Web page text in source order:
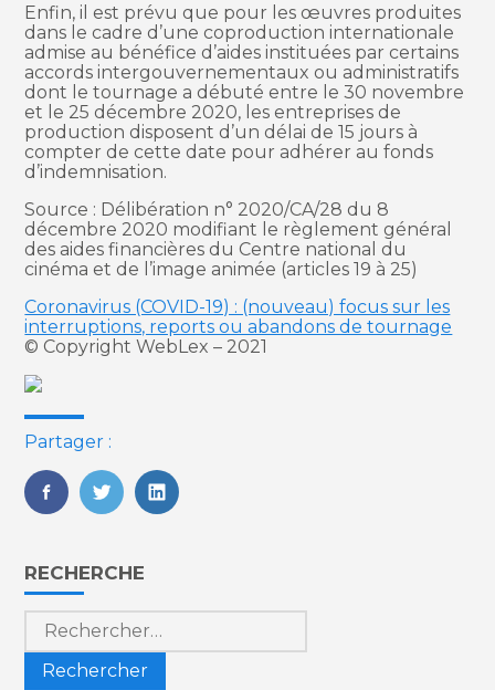
Enfin, il est prévu que pour les œuvres produites
dans le cadre d’une coproduction internationale
admise au bénéfice d’aides instituées par certains
accords intergouvernementaux ou administratifs
dont le tournage a débuté entre le 30 novembre
et le 25 décembre 2020, les entreprises de
production disposent d’un délai de 15 jours à
compter de cette date pour adhérer au fonds
d’indemnisation.
Source : Délibération n° 2020/CA/28 du 8
décembre 2020 modifiant le règlement général
des aides financières du Centre national du
cinéma et de l’image animée (articles 19 à 25)
Coronavirus (COVID-19) : (nouveau) focus sur les
interruptions, reports ou abandons de tournage
© Copyright WebLex – 2021
Partager :
FaceBook
TwitterLinkedIn
Blog
sidebar
RECHERCHE
Rechercher :